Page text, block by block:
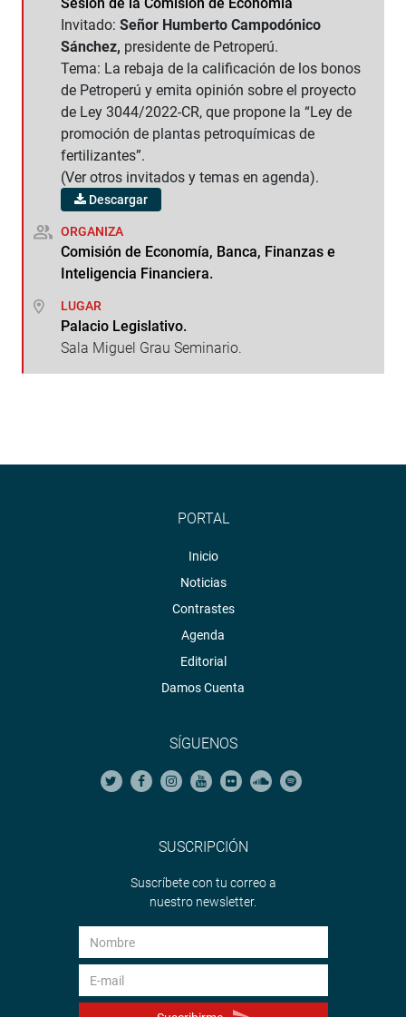
Invitado: Señor Humberto Campodónico
Sánchez, presidente de Petroperú.
Tema: La rebaja de la calificación de los bonos
de Petroperú y emita opinión sobre el proyecto
de Ley 3044/2022-CR, que propone la “Ley de
promoción de plantas petroquímicas de
fertilizantes”.
(Ver otros invitados y temas en agenda).
Descargar
ORGANIZA
Comisión de Economía, Banca, Finanzas e
Inteligencia Financiera.
LUGAR
Palacio Legislativo.
Sala Miguel Grau Seminario.
PORTAL
Inicio
Noticias
Contrastes
Agenda
Editorial
Damos Cuenta
SÍGUENOS
SUSCRIPCIÓN
Suscríbete con tu correo a
nuestro newsletter.